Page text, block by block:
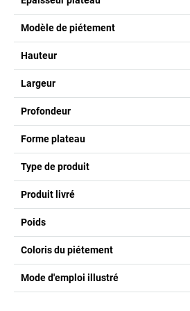
Modèle de piétement
Hauteur
Largeur
Profondeur
Forme plateau
Type de produit
Produit livré
Poids
Coloris du piétement
Mode d'emploi illustré